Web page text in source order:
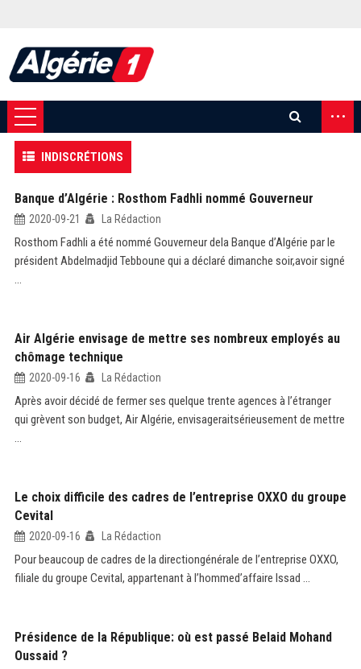
...
INDISCRÉTIONS
Banque d’Algérie : Rosthom Fadhli nommé Gouverneur
2020-09-21 La Rédaction
Rosthom Fadhli a été nommé Gouverneur dela Banque d’Algérie par le
président Abdelmadjid Tebboune qui a déclaré dimanche soir,avoir signé
...
Air Algérie envisage de mettre ses nombreux employés au
chômage technique
2020-09-16 La Rédaction
Après avoir décidé de fermer ses quelque trente agences à l’étranger
qui grèvent son budget, Air Algérie, envisageraitsérieusement de mettre
...
Le choix difficile des cadres de l’entreprise OXXO du groupe
Cevital
2020-09-16 La Rédaction
Pour beaucoup de cadres de la directiongénérale de l’entreprise OXXO,
filiale du groupe Cevital, appartenant à l’hommed’affaire Issad ...
Présidence de la République: où est passé Belaid Mohand
Oussaid ?